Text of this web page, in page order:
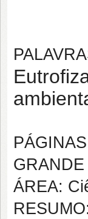
ÁREA:
RESUMO: